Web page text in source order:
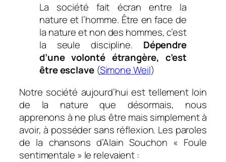
La société fait écran entre la
nature et l’homme. Être en face de
la nature et non des hommes, c’est
la seule discipline. Dépendre
d’une volonté étrangère, c’est
être esclave(Simone Weil)
Notre société aujourd’hui est tellement loin
de la nature que désormais, nous
apprenons à ne plus être mais simplement à
avoir, à posséder sans réflexion. Les paroles
de la chansons d’Alain Souchon « Foule
sentimentale » le relevaient :